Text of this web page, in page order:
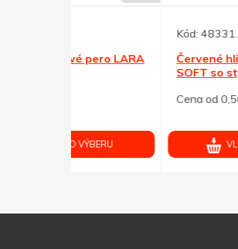
Červené hliníkové GP NOTY
SOFT so stylusom
VLOŽIŤ DO VÝBERU